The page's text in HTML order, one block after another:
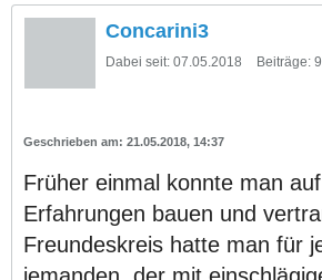
Concarini3
Dabei seit: 07.05.2018 Beiträge:
21.05.2018, 14:37
Früher einmal konnte man
Erfahrungen bauen und
Freundeskreis hatte man für
jemanden, der mit